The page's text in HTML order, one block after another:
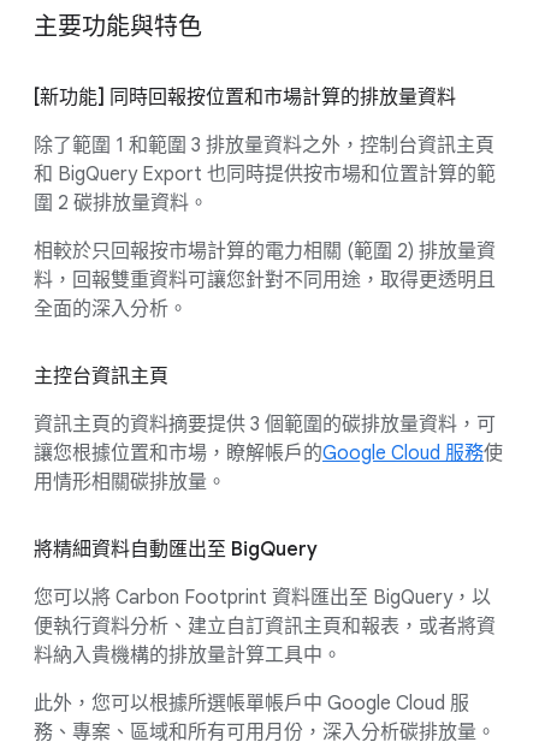
主要功能與特色
[新功能] 同時回報按位置和市場計算的排放量資料
除了範圍 1 和範圍 3 排放量資料之外，控制台資訊主頁
和 BigQuery Export 也同時提供按市場和位置計算的範
圍 2 碳排放量資料。
相較於只回報按市場計算的電力相關 (範圍 2) 排放量資
料，回報雙重資料可讓您針對不同用途，取得更透明且
全面的深入分析。
主控台資訊主頁
資訊主頁的資料摘要提供 3 個範圍的碳排放量資料，可
讓您根據位置和市場，瞭解帳戶的Google Cloud 服務使
用情形相關碳排放量。
將精細資料自動匯出至 BigQuery
您可以將 Carbon Footprint 資料匯出至 BigQuery，以
便執行資料分析、建立自訂資訊主頁和報表，或者將資
料納入貴機構的排放量計算工具中。
此外，您可以根據所選帳單帳戶中 Google Cloud 服
務、專案、區域和所有可用月份，深入分析碳排放量。